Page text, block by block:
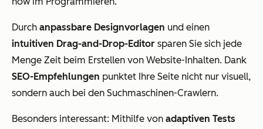
Durch anpassbare Designvorlagen und einen
intuitiven Drag-and-Drop-Editor sparen Sie sich jede
Menge Zeit beim Erstellen von Website-Inhalten. Dank
SEO-Empfehlungen punktet Ihre Seite nicht nur visuell,
sondern auch bei den Suchmaschinen-Crawlern.
Besonders interessant: Mithilfe von adaptiven Tests